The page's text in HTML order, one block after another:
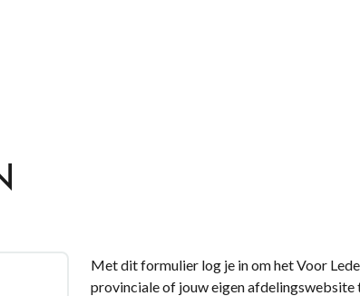
Met dit formulier log je in om het Voor
provinciale of jouw eigen afdelingswebsite